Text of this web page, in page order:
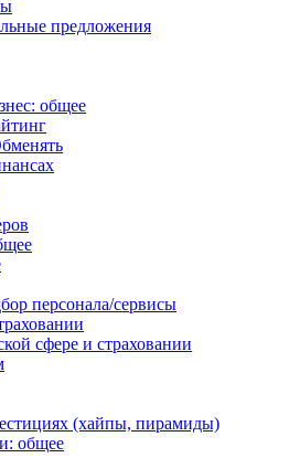
предложения
общее
персонала/сервисы
сфере и страховании
(хайпы, пирамиды)
общее